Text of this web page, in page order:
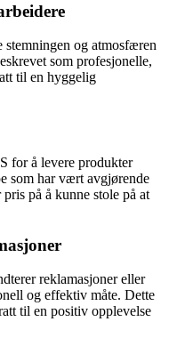
stemningen og atmosfæren
som profesjonelle,
til en hyggelig
for å levere produkter
som har vært avgjørende
på å kunne stole på at
reklamasjoner eller
og effektiv måte. Dette
til en positiv opplevelse